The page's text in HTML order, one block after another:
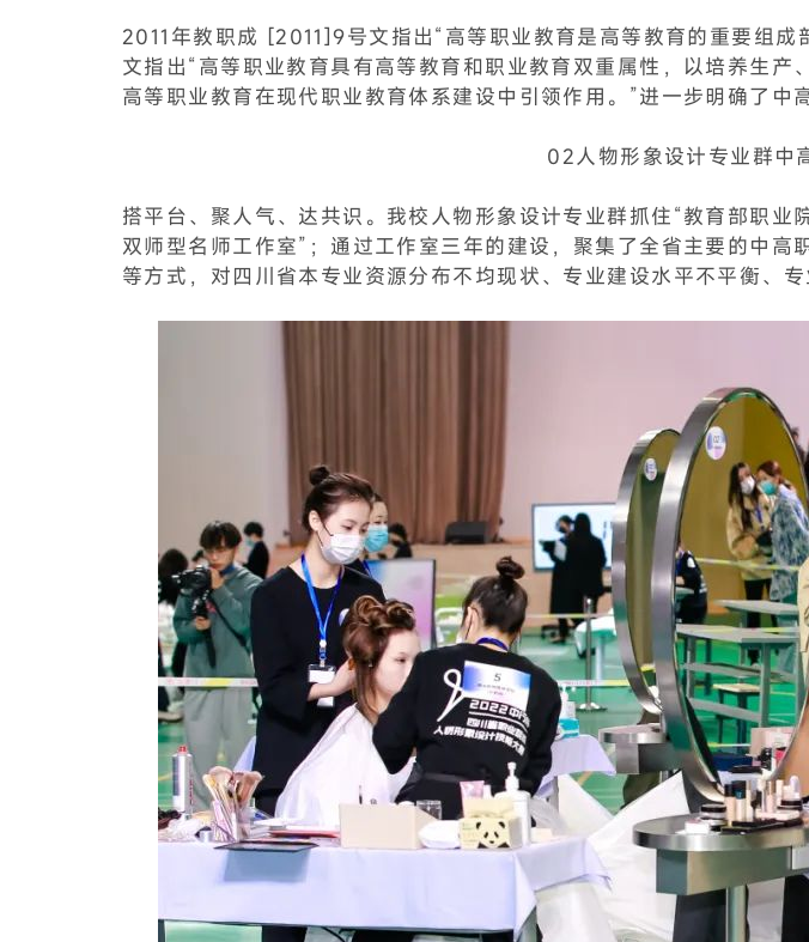
2011年教职成 [2011]9号文指出“高等职业教育是高等教育的重要组
文指出“高等职业教育具有高等教育和职业教育双重属性，以培养生
高等职业教育在现代职业教育体系建设中引领作用。”进一步明确了中
02人物形象设计专业群中
搭平台、聚人气、达共识。我校人物形象设计专业群抓住“教育部职
双师型名师工作室”；通过工作室三年的建设，聚集了全省主要的中
等方式，对四川省本专业资源分布不均现状、专业建设水平不平衡、